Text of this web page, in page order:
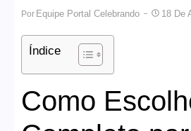
Por Equipe Portal Celebrando 18 De
Índice
Como